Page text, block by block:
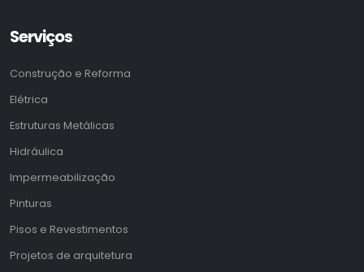
Serviços
Construção e Reforma
Elétrica
Estruturas Metálicas
Hidráulica
Impermeabilização
Pinturas
Pisos e Revestimentos
Projetos de arquitetura